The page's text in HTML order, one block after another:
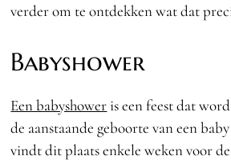
verder om te ontdekken wat dat
Babyshower
Een babyshoweris een feest dat
de aanstaande geboorte van een
vindt dit plaats enkele weken voor